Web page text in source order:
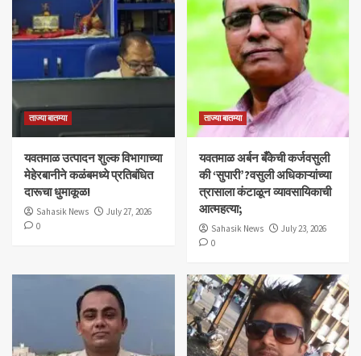
ताज्या बातम्या
यवतमाळ उत्पादन शुल्क विभागाच्या
मेहेरबानीने कळंबमध्ये प्रतिबंधित
दारूचा धुमाकूळ!
Sahasik News
July 27, 2026
0
ताज्या बातम्या
​यवतमाळ अर्बन बँकेची कर्जवसुली
की ‘सुपारी’?वसुली अधिकाऱ्यांच्या
त्रासाला कंटाळून व्यावसायिकाची
आत्महत्या;
Sahasik News
July 23, 2026
0